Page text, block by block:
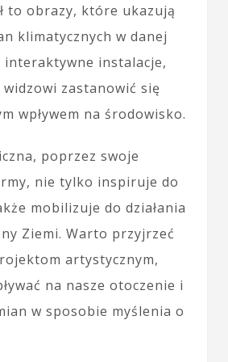
to obrazy, które ukazują
klimatycznych w danej
instalacje,
zastanowić się
wpływem na środowisko.
poprzez swoje
nie tylko inspiruje do
mobilizuje do działania
Ziemi. Warto przyjrzeć
artystycznym,
na nasze otoczenie i
w sposobie myślenia o